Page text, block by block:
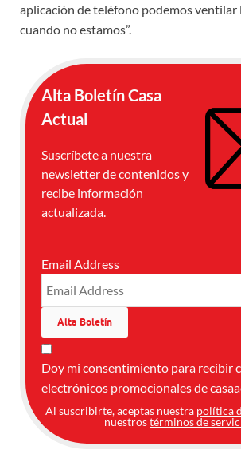
aplicación de teléfono podemos ventilar
cuando no estamos”.
Alta Boletín Casa
Actual
Suscríbete a nuestra
newsletter de contenidos y
recibe información
actualizada.
Email Address
Doy mi consentimiento para recibir
electrónicos promocionales de
Al suscribirte, aceptas nuestra política
nuestrostérminos de